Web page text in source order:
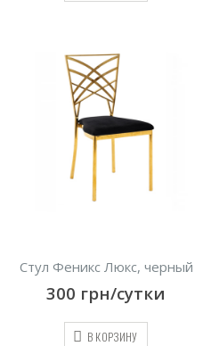
Стул Феникс Люкс, черный
300 грн/сутки
В КОРЗИНУ